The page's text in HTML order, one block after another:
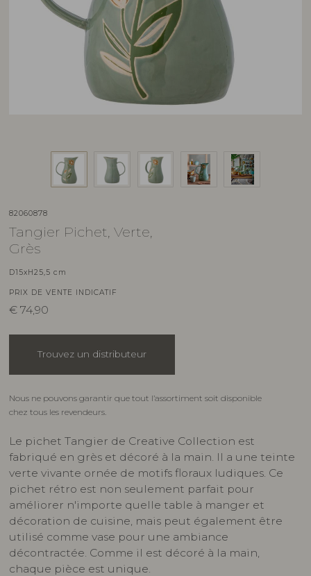
82060878
Tangier Pichet, Verte,
Grès
D15xH25,5 cm
PRIX DE VENTE INDICATIF
€ 74,90
Trouvez un distributeur
Nous ne pouvons garantir que tout l’assortiment soit disponible
chez tous les revendeurs.
Le pichet Tangier de Creative Collection est
fabriqué en grès et décoré à la main. Il a une teinte
verte vivante ornée de motifs floraux ludiques. Ce
pichet rétro est non seulement parfait pour
améliorer n'importe quelle table à manger et
décoration de cuisine, mais peut également être
utilisé comme vase pour une ambiance
décontractée. Comme il est décoré à la main,
chaque pièce est unique.